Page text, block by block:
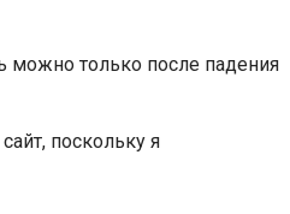
можно только после падения
поскольку я